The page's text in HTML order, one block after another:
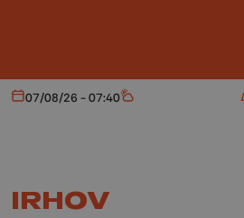
Aujourd'hui
07/08/26 - 07:40 Météo
IRHOV